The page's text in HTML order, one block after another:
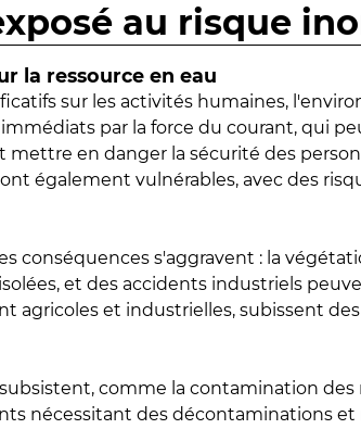
au risque
la ressource en eau
sur les activités humaines,
par la force du courant, qui
mettre en danger la sécurité des
également vulnérables, avec des
conséquences s'aggravent : la
et des accidents industriels
agricoles et industrielles, subissent
comme la contamination des
nécessitant des décontaminations et